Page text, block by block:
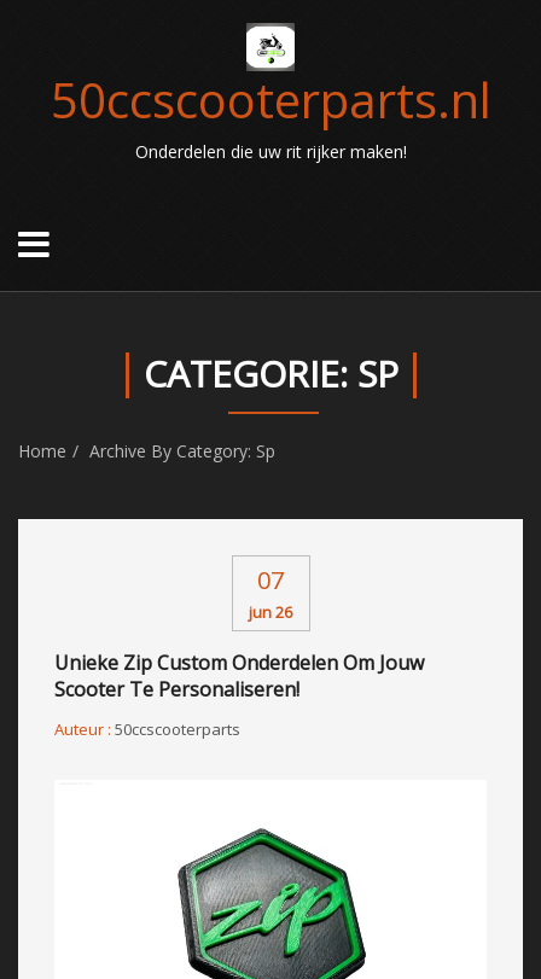
50ccscooterparts.nl
Onderdelen die uw rit rijker maken!
CATEGORIE: SP
Home Archive By Category: Sp
07
jun 26
Unieke Zip Custom Onderdelen Om Jouw
Scooter Te Personaliseren!
Auteur : 50ccscooterparts